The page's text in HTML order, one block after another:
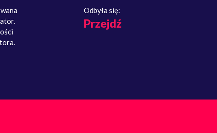
Odbyła się:
Przejdź